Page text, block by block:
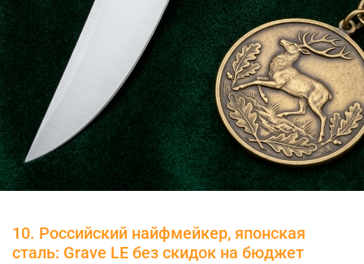
10. Российский найфмейкер, японская
сталь: Grave LE без скидок на бюджет